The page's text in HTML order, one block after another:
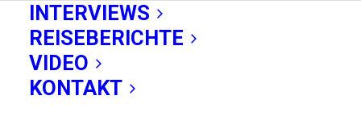
INTERVIEWS
REISEBERICHTE
VIDEO
KONTAKT
industrienews